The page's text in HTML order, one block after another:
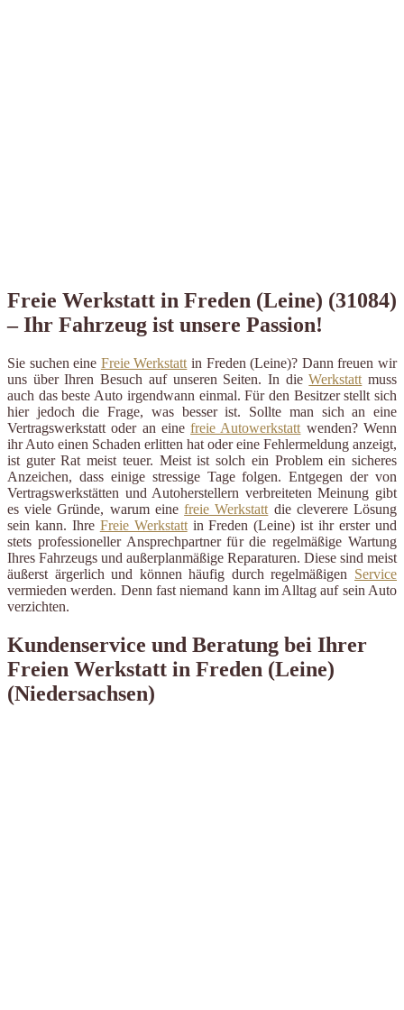
Freie Werkstatt in Freden (Leine) (31084)
– Ihr Fahrzeug ist unsere Passion!
Sie suchen eine Freie Werkstatt in Freden (Leine)? Dann freuen wir
uns über Ihren Besuch auf unseren Seiten. In dieWerkstatt muss
auch das beste Auto irgendwann einmal. Für den Besitzer stellt sich
hier jedoch die Frage, was besser ist. Sollte man sich an eine
Vertragswerkstatt oder an einefreie Autowerkstatt wenden? Wenn
ihr Auto einen Schaden erlitten hat oder eine Fehlermeldung anzeigt,
ist guter Rat meist teuer. Meist ist solch ein Problem ein sicheres
Anzeichen, dass einige stressige Tage folgen. Entgegen der von
Vertragswerkstätten und Autoherstellern verbreiteten Meinung gibt
es viele Gründe, warum einefreie Werkstatt die cleverere Lösung
sein kann. Ihre Freie Werkstattin Freden (Leine) ist ihr erster und
stets professioneller Ansprechpartner für die regelmäßige Wartung
Ihres Fahrzeugs und außerplanmäßige Reparaturen. Diese sind meist
äußerst ärgerlich und können häufig durch regelmäßigen Service
vermieden werden. Denn fast niemand kann im Alltag auf sein Auto
verzichten.
Kundenservice und Beratung bei Ihrer
Freien Werkstatt in Freden (Leine)
(Niedersachsen)